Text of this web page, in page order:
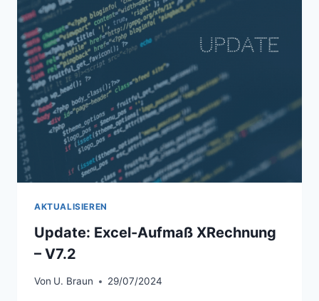
8.0
AKTUALISIEREN
Update: Excel-Aufmaß XRechnung
– V7.2
Von U. Braun 29/07/2024